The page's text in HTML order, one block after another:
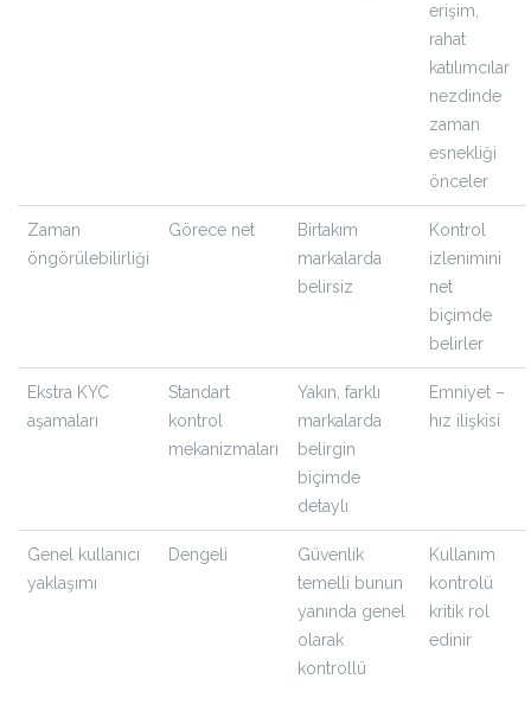
erişim,
rahat
katılımcılar
nezdinde
zaman
esnekliği
önceler
Zaman
öngörülebilirliği
Görece net
Birtakım
markalarda
belirsiz
Kontrol
izlenimini
net
biçimde
belirler
Ekstra KYC
aşamaları
Standart
kontrol
mekanizmaları
Yakın, farklı
markalarda
belirgin
biçimde
detaylı
Emniyet –
hız ilişkisi
Genel kullanıcı
yaklaşımı
Dengeli
Güvenlik
temelli bunun
yanında genel
olarak
kontrollü
Kullanım
kontrolü
kritik rol
edinir